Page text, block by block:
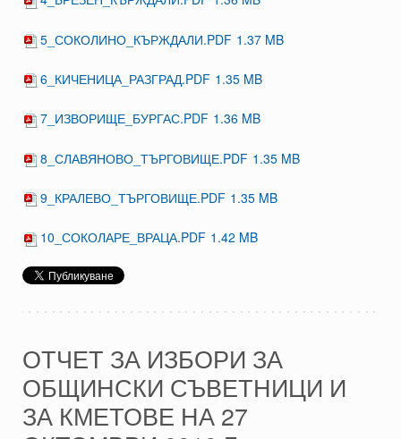
5_СОКОЛИНО_КЪРЖДАЛИ.PDF 1.37 MB
6_КИЧЕНИЦА_РАЗГРАД.PDF 1.35 MB
7_ИЗВОРИЩЕ_БУРГАС.PDF 1.36 MB
8_СЛАВЯНОВО_ТЪРГОВИЩЕ.PDF 1.35 MB
9_КРАЛЕВО_ТЪРГОВИЩЕ.PDF 1.35 MB
10_СОКОЛАРЕ_ВРАЦА.PDF 1.42 MB
ОТЧЕТ ЗА ИЗБОРИ ЗА
ОБЩИНСКИ СЪВЕТНИЦИ И
ЗА КМЕТОВЕ НА 27